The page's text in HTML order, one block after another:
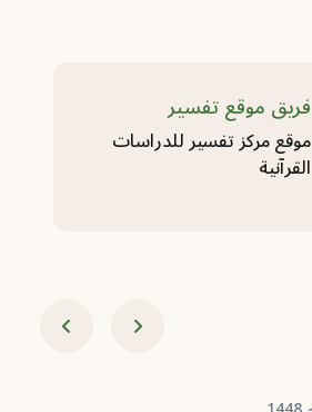
فريق موقع تفسير
موقع مركز تفسير للدراسات
القرآنية